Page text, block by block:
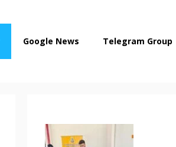
Google News Telegram Group